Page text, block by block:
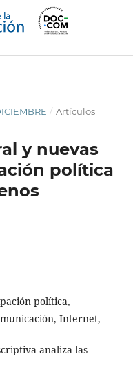
/ Artículos
y nuevas
política
política,
Internet,
analiza las